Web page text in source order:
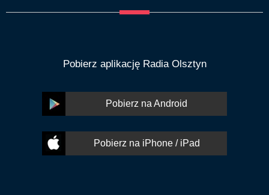
Pobierz aplikację Radia Olsztyn
Pobierz na Android
Pobierz na iPhone / iPad